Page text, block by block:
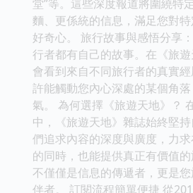
堂”等。這些深度報道將圍繞特
麵、更係統的信息，滿足您對
好奇心。 旅行故事與感悟分享
行者都有自己的故事。在《旅
會看到來自不同旅行者的真實
許能觸動您內心深處的某個角
氣。 為何選擇《旅遊天地》？
中，《旅遊天地》雜誌始終堅
們追求內容的深度與廣度，力
的同時，也能提供真正有價值
不僅僅是信息的傳遞者，更是
伴者。 訂閱流程簡單便捷 從